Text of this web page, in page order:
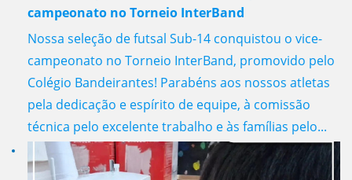
campeonato no Torneio InterBand
Nossa seleção de futsal Sub-14 conquistou o vice-
campeonato no Torneio InterBand, promovido pelo
Colégio Bandeirantes! Parabéns aos nossos atletas
pela dedicação e espírito de equipe, à comissão
técnica pelo excelente trabalho e às famílias pelo...